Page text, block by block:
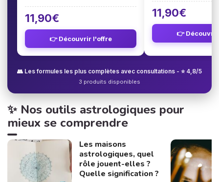
11,90€
👉 Découvrir l'offre
11,90€
👉
👥 Les formules les plus complètes avec consultations - ⭐ 4,8/5
3 produits disponibles
✨ Nos outils astrologiques pour
mieux se comprendre
Les maisons
astrologiques, quel
rôle jouent-elles ?
Quelle signification ?